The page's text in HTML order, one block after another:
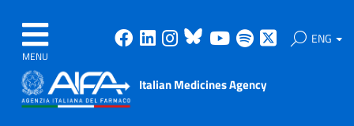
MENU
Facebook
Linkedin
Instagram
Bluesky
Youtube
Spotify ENG
Italian Medicines Agency